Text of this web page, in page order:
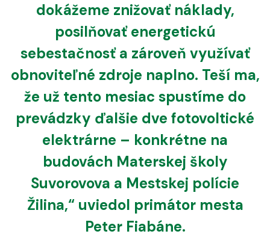
dokážeme znižovať náklady,
posilňovať energetickú
sebestačnosť a zároveň využívať
obnoviteľné zdroje naplno. Teší ma,
že už tento mesiac spustíme do
prevádzky ďalšie dve fotovoltické
elektrárne – konkrétne na
budovách Materskej školy
Suvorovova a Mestskej polície
Žilina,“ uviedol primátor mesta
Peter Fiabáne.